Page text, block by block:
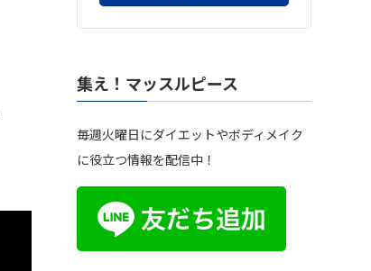
集え！マッスルピース
毎週火曜日にダイエットやボディメイク
に役立つ情報を配信中！